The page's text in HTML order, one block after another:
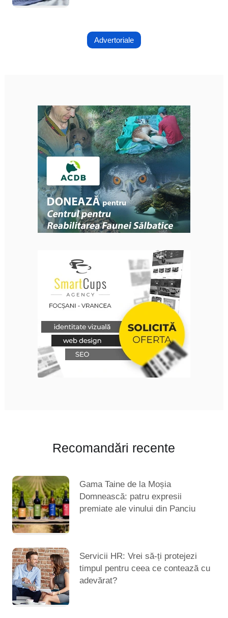
Advertoriale
Recomandări recente
Gama Taine de la Moșia
Domnească: patru expresii
premiate ale vinului din Panciu
Servicii HR: Vrei să-ți protejezi
timpul pentru ceea ce contează cu
adevărat?